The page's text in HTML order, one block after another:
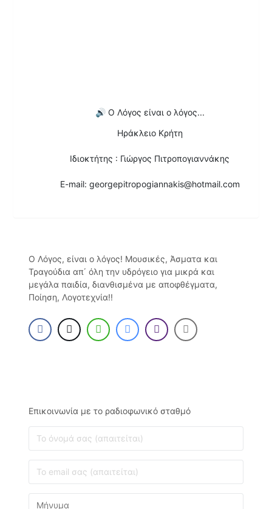
🔊 Ο Λόγος είναι ο λόγος...
Ηράκλειο Κρήτη
Ιδιοκτήτης : Γιώργος Πιτροπογιαννάκης
E-mail: georgepitropogiannakis@hotmail.com
Ο Λόγος, είναι ο λόγος! Μουσικές, Άσματα και
Τραγούδια απ΄ όλη την υδρόγειο για μικρά και
μεγάλα παιδία, διανθισμένα με αποφθέγματα,
Ποίηση, Λογοτεχνία!!
Επικοινωνία με το ραδιοφωνικό σταθμό